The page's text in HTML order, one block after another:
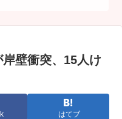
壁衝突、15人け
はてブ